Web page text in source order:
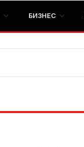
БИЗНЕС